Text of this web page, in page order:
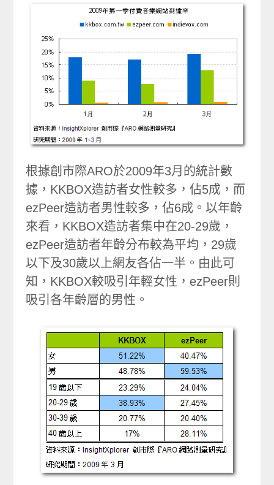
根據創市際ARO於2009年3月的統計數
據，KKBOX造訪者女性較多，佔5成，而
ezPeer造訪者男性較多，佔6成。以年齡
來看，KKBOX造訪者集中在20-29歲，
ezPeer造訪者年齡分布較為平均，29歲
以下及30歲以上網友各佔一半。由此可
知，KKBOX較吸引年輕女性，ezPeer則
吸引各年齡層的男性。